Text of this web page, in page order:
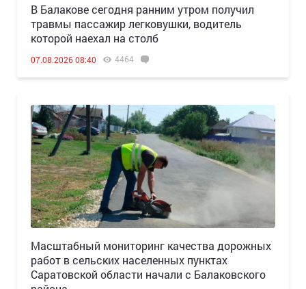
В Балакове сегодня ранним утром получил
травмы пассажир легковушки, водитель
которой наехал на столб
07.08.2026 08:40 4464
Масштабный мониторинг качества дорожных
работ в сельских населенных пунктах
Саратовской области начали с Балаковского